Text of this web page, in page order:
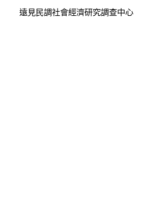
遠見民調社會經濟研究調查中心